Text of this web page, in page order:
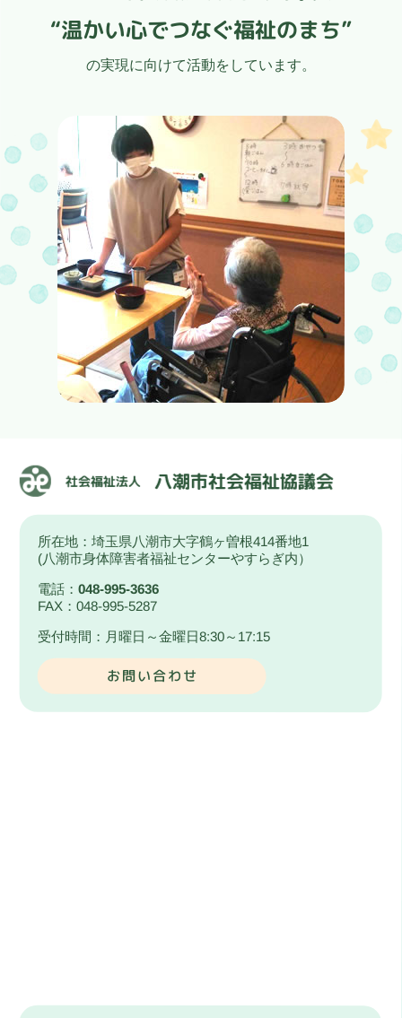
“温かい心でつなぐ福祉のまち”
の実現に向けて活動をしています。
所在地：埼玉県八潮市大字鶴ヶ曽根414番地1
(八潮市身体障害者福祉センターやすらぎ内）
電話：048-995-3636
FAX：048-995-5287
受付時間：月曜日～金曜日8:30～17:15
お問い合わせ